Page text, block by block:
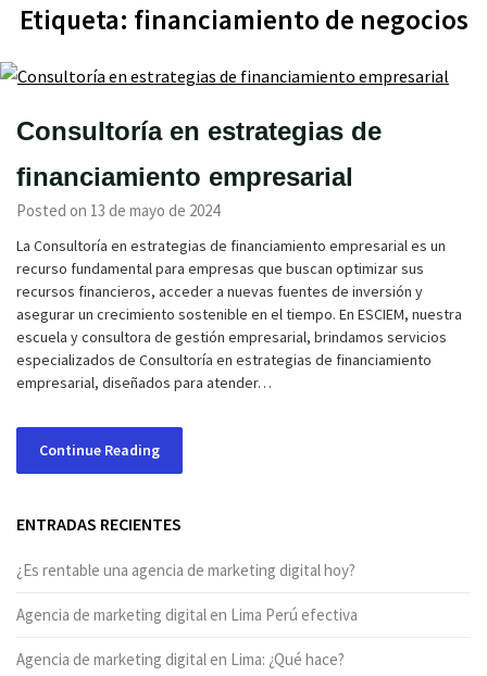
Etiqueta: financiamiento de negocios
Consultoría en estrategias de
financiamiento empresarial
Posted on 13 de mayo de 2024
La Consultoría en estrategias de financiamiento empresarial es un
recurso fundamental para empresas que buscan optimizar sus
recursos financieros, acceder a nuevas fuentes de inversión y
asegurar un crecimiento sostenible en el tiempo. En ESCIEM, nuestra
escuela y consultora de gestión empresarial, brindamos servicios
especializados de Consultoría en estrategias de financiamiento
empresarial, diseñados para atender…
Continue Reading
ENTRADAS RECIENTES
¿Es rentable una agencia de marketing digital hoy?
Agencia de marketing digital en Lima Perú efectiva
Agencia de marketing digital en Lima: ¿Qué hace?